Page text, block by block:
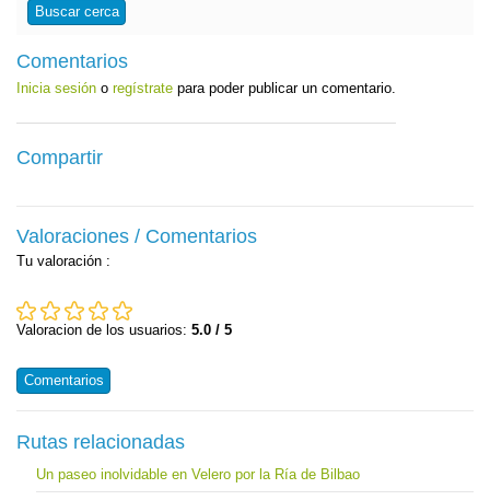
Buscar cerca
Comentarios
Inicia sesión o regístrate para poder publicar un comentario.
Compartir
Valoraciones / Comentarios
Tu valoración :
Valoracion de los usuarios: 5.0 / 5
Comentarios
Rutas relacionadas
Un paseo inolvidable en Velero por la Ría de Bilbao